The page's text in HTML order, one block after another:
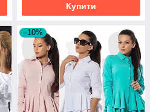
Купити
–10%